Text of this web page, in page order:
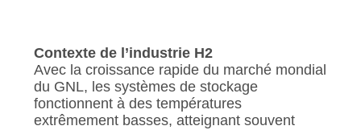
DEMANDEZ
UNE
CITATION
Contexte de l’industrie H2
Avec la croissance rapide du marché mondial
du GNL, les systèmes de stockage
fonctionnent à des températures
extrêmement basses, atteignant souvent